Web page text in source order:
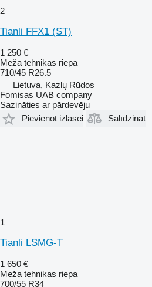
2
Tianli FFX1 (ST)
1 250 €
Meža tehnikas riepa
710/45 R26.5
Lietuva, Kazlų Rūdos
Fomisas UAB company
Sazināties ar pārdevēju
Pievienot izlasei
Salīdzināt
1
Tianli LSMG-T
1 650 €
Meža tehnikas riepa
700/55 R34